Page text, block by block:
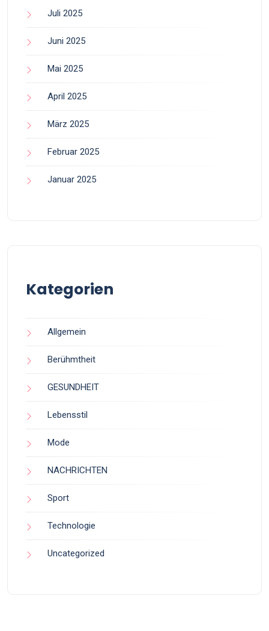
Juli 2025
Juni 2025
Mai 2025
April 2025
März 2025
Februar 2025
Januar 2025
Kategorien
Allgemein
Berühmtheit
GESUNDHEIT
Lebensstil
Mode
NACHRICHTEN
Sport
Technologie
Uncategorized